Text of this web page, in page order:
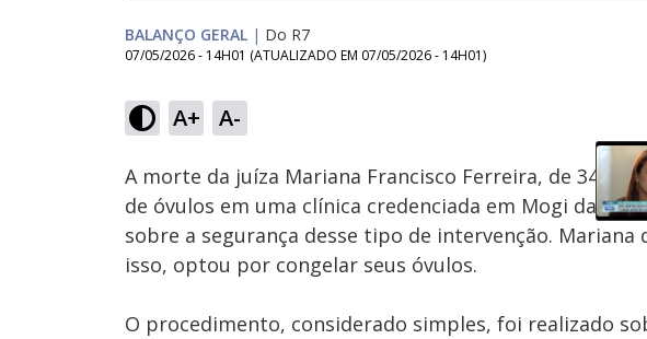
BALANÇO GERAL | Do R7
07/05/2026 - 14H01 (ATUALIZADO EM 07/05/2026 - 14H01)
A+ A-
Ativar
Som
A morte da juíza Mariana Francisco Ferreira, de 34
de óvulos em uma clínica credenciada em Mogi das
sobre a segurança desse tipo de intervenção.
isso, optou por congelar seus óvulos.
O procedimento, considerado simples, foi realizado